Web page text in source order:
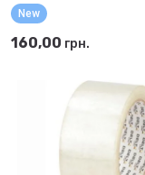
New
160,00 грн.